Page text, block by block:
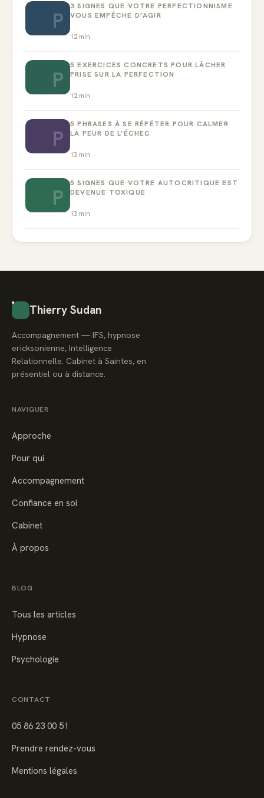
P
3 SIGNES QUE VOTRE PERFECTIONNISME
VOUS EMPÊCHE D’AGIR
12 min
P
5 EXERCICES CONCRETS POUR LÂCHER
PRISE SUR LA PERFECTION
12 min
P
5 PHRASES À SE RÉPÉTER POUR CALMER
LA PEUR DE L’ÉCHEC
13 min
P
5 SIGNES QUE VOTRE AUTOCRITIQUE EST
DEVENUE TOXIQUE
13 min
Thierry Sudan
Accompagnement — IFS, hypnose
ericksonienne, Intelligence
Relationnelle. Cabinet à Saintes, en
présentiel ou à distance.
NAVIGUER
Approche
Pour qui
Accompagnement
Confiance en soi
Cabinet
À propos
BLOG
Tous les articles
Hypnose
Psychologie
CONTACT
05 86 23 00 51
Prendre rendez-vous
Mentions légales